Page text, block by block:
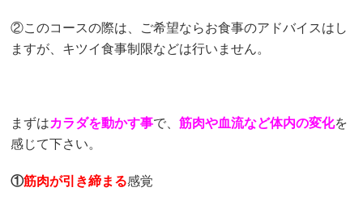
②このコースの際は、ご希望ならお食事のアドバイスはし
ますが、キツイ食事制限などは行いません。
まずはカラダを動かす事で、筋肉や血流など体内の変化を
感じて下さい。
①筋肉が引き締まる感覚